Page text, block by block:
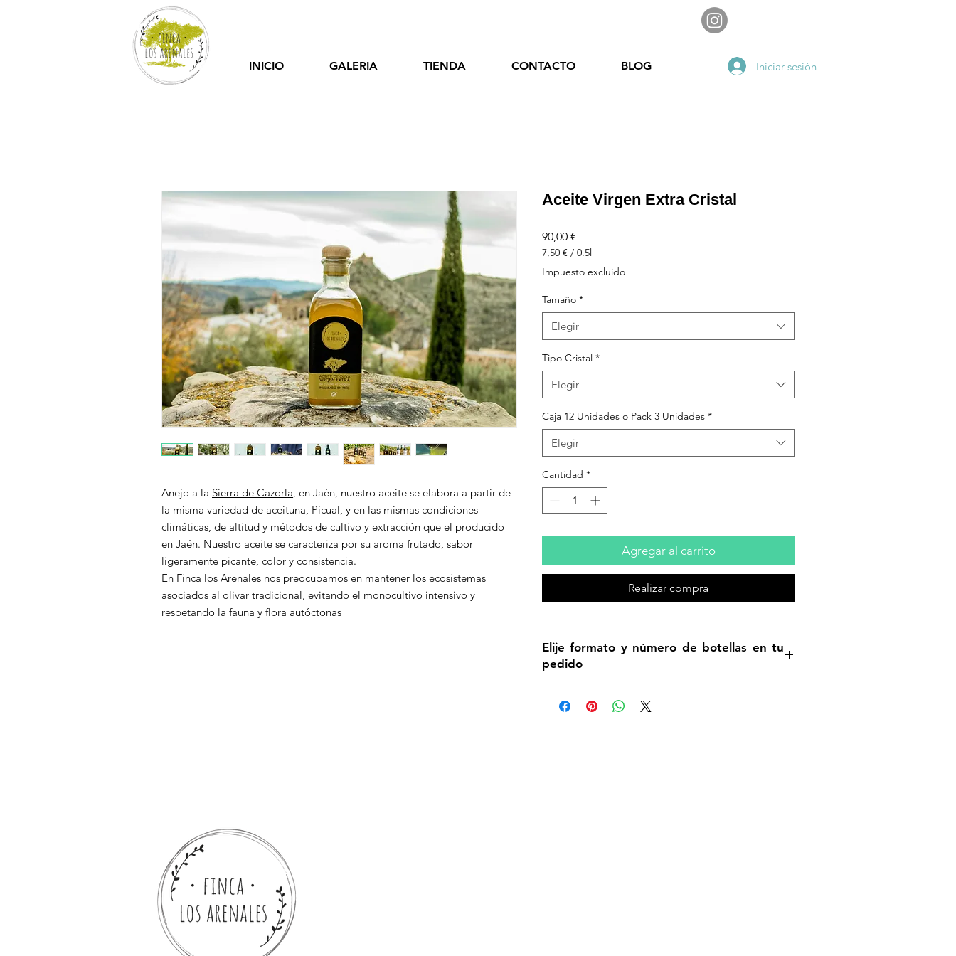
INICIO GALERIA TIENDA CONTACTO BLOG Iniciar sesión
Anejo a la Sierra de Cazorla, en Jaén, nuestro aceite se elabora a partir de
la misma variedad de aceituna, Picual, y en las mismas condiciones
climáticas, de altitud y métodos de cultivo y extracción que el producido
en Jaén. Nuestro aceite se caracteriza por su aroma frutado, sabor
ligeramente picante, color y consistencia.
En Finca los Arenales nos preocupamos en mantener los ecosistemas
asociados al olivar tradicional, evitando el monocultivo intensivo y
respetando la fauna y flora autóctonas
Aceite Virgen Extra Cristal
90,00 €
7,50 € / 0.5l
7,50 €
por
0.5
Litros
Impuesto excluido
Tamaño *
Elegir
Tipo Cristal *
Elegir
Caja 12 Unidades o Pack 3 Unidades *
Elegir
Cantidad *
Agregar al carrito
Realizar compra
Elije formato y número de botellas en tu
pedido